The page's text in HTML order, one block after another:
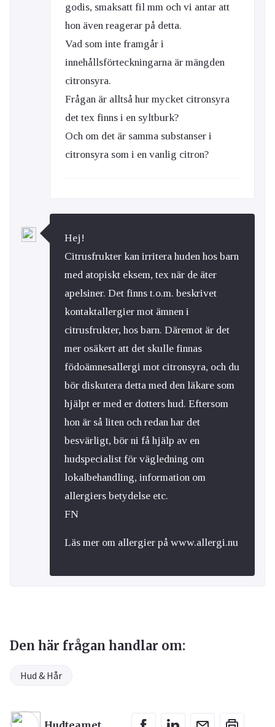
godis, smaksatt fil mm och vi antar att
hon även reagerar på detta.
Vad som inte framgår i
innehållsförteckningarna är mängden
citronsyra.
Frågan är alltså hur mycket citronsyra
det tex finns i en syltburk?
Och om det är samma substanser i
citronsyra som i en vanlig citron?
Hej!
Citrusfrukter kan irritera huden hos barn
med atopiskt eksem, tex när de äter
apelsiner. Det finns t.o.m. beskrivet
kontaktallergier mot ämnen i
citrusfrukter, hos barn. Däremot är det
mer osäkert att det skulle finnas
födoämnesallergi mot citronsyra, och du
bör diskutera detta med den läkare som
hjälpt er med er dotters hud. Eftersom
hon är så liten och redan har det
besvärligt, bör ni få hjälp av en
hudspecialist för vägledning om
lokalbehandling, information om
allergiers betydelse etc.
FN
Läs mer om allergier på www.allergi.nu
Den här frågan handlar om:
Hud & Hår